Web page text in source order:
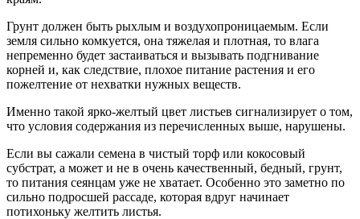
Грунт должен быть рыхлым и воздухопроницаемым. Если
земля сильно комкуется, она тяжелая и плотная, то влага
непременно будет застаиваться и вызывать подгнивание
корней и, как следствие, плохое питание растения и его
пожелтение от нехватки нужных веществ.
Именно такой ярко-желтый цвет листьев сигнализирует о том,
что условия содержания из перечисленных выше, нарушены.
Если вы сажали семена в чистый торф или кокосовый
субстрат, а может и не в очень качественный, бедный, грунт,
то питания сеянцам уже не хватает. Особенно это заметно по
сильно подросшей рассаде, которая вдруг начинает
потихоньку желтить листья.